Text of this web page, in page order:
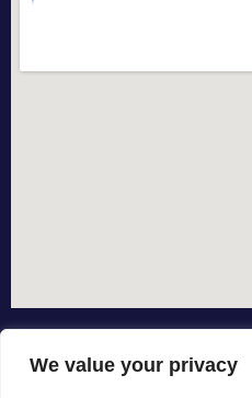
We value your privacy